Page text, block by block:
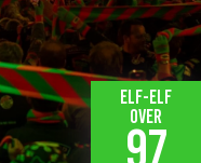
Elf-elf
over
97